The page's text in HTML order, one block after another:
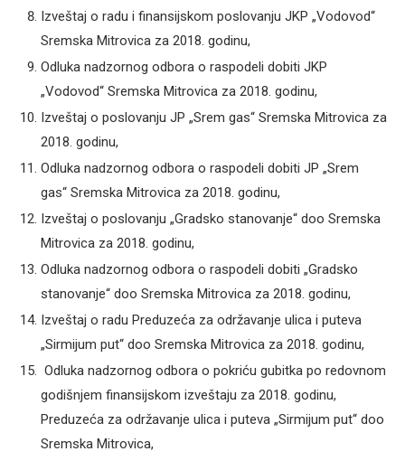
Izveštaj o radu i finansijskom poslovanju JKP „Vodovod“
Sremska Mitrovica za 2018. godinu,
Odluka nadzornog odbora o raspodeli dobiti JKP
„Vodovod“ Sremska Mitrovica za 2018. godinu,
Izveštaj o poslovanju JP „Srem gas“ Sremska Mitrovica za
2018. godinu,
Odluka nadzornog odbora o raspodeli dobiti JP „Srem
gas“ Sremska Mitrovica za 2018. godinu,
Izveštaj o poslovanju „Gradsko stanovanje“ doo Sremska
Mitrovica za 2018. godinu,
Odluka nadzornog odbora o raspodeli dobiti „Gradsko
stanovanje“ doo Sremska Mitrovica za 2018. godinu,
Izveštaj o radu Preduzeća za održavanje ulica i puteva
„Sirmijum put“ doo Sremska Mitrovica za 2018. godinu,
Odluka nadzornog odbora o pokriću gubitka po redovnom
godišnjem finansijskom izveštaju za 2018. godinu,
Preduzeća za održavanje ulica i puteva „Sirmijum put“ doo
Sremska Mitrovica,